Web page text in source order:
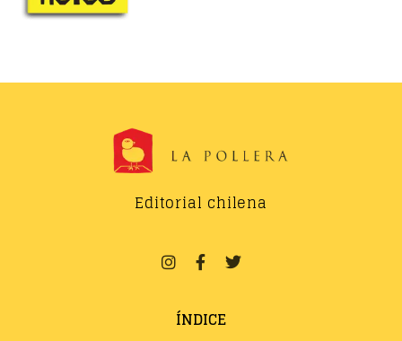
Editorial chilena
ÍNDICE